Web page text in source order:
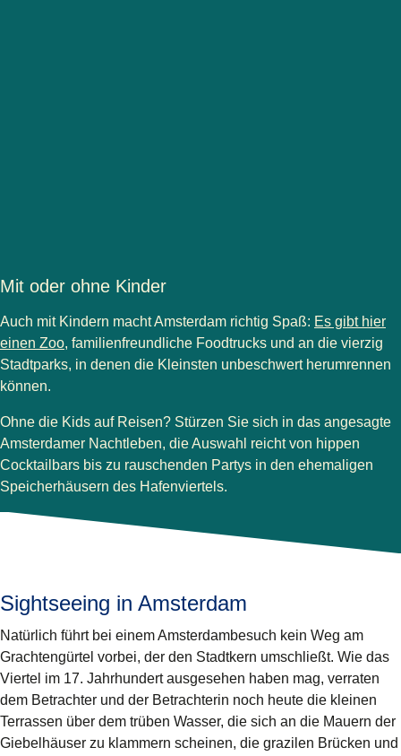
Mit oder ohne Kinder
Auch mit Kindern macht Amsterdam richtig Spaß: Es gibt hier
einen Zoo( Öffnet einen neuen Tab)
, familienfreundliche Foodtrucks und an die vierzig
Stadtparks, in denen die Kleinsten unbeschwert herumrennen
können.
Ohne die Kids auf Reisen? Stürzen Sie sich in das angesagte
Amsterdamer Nachtleben, die Auswahl reicht von hippen
Cocktailbars bis zu rauschenden Partys in den ehemaligen
Speicherhäusern des Hafenviertels.
Sightseeing in Amsterdam
Natürlich führt bei einem Amsterdambesuch kein Weg am
Grachtengürtel vorbei, der den Stadtkern umschließt. Wie das
Viertel im 17. Jahrhundert ausgesehen haben mag, verraten
dem Betrachter und der Betrachterin noch heute die kleinen
Terrassen über dem trüben Wasser, die sich an die Mauern der
Giebelhäuser zu klammern scheinen, die grazilen Brücken und